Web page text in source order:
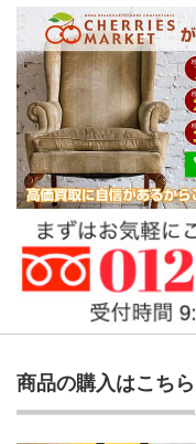
商品の購入はこちら